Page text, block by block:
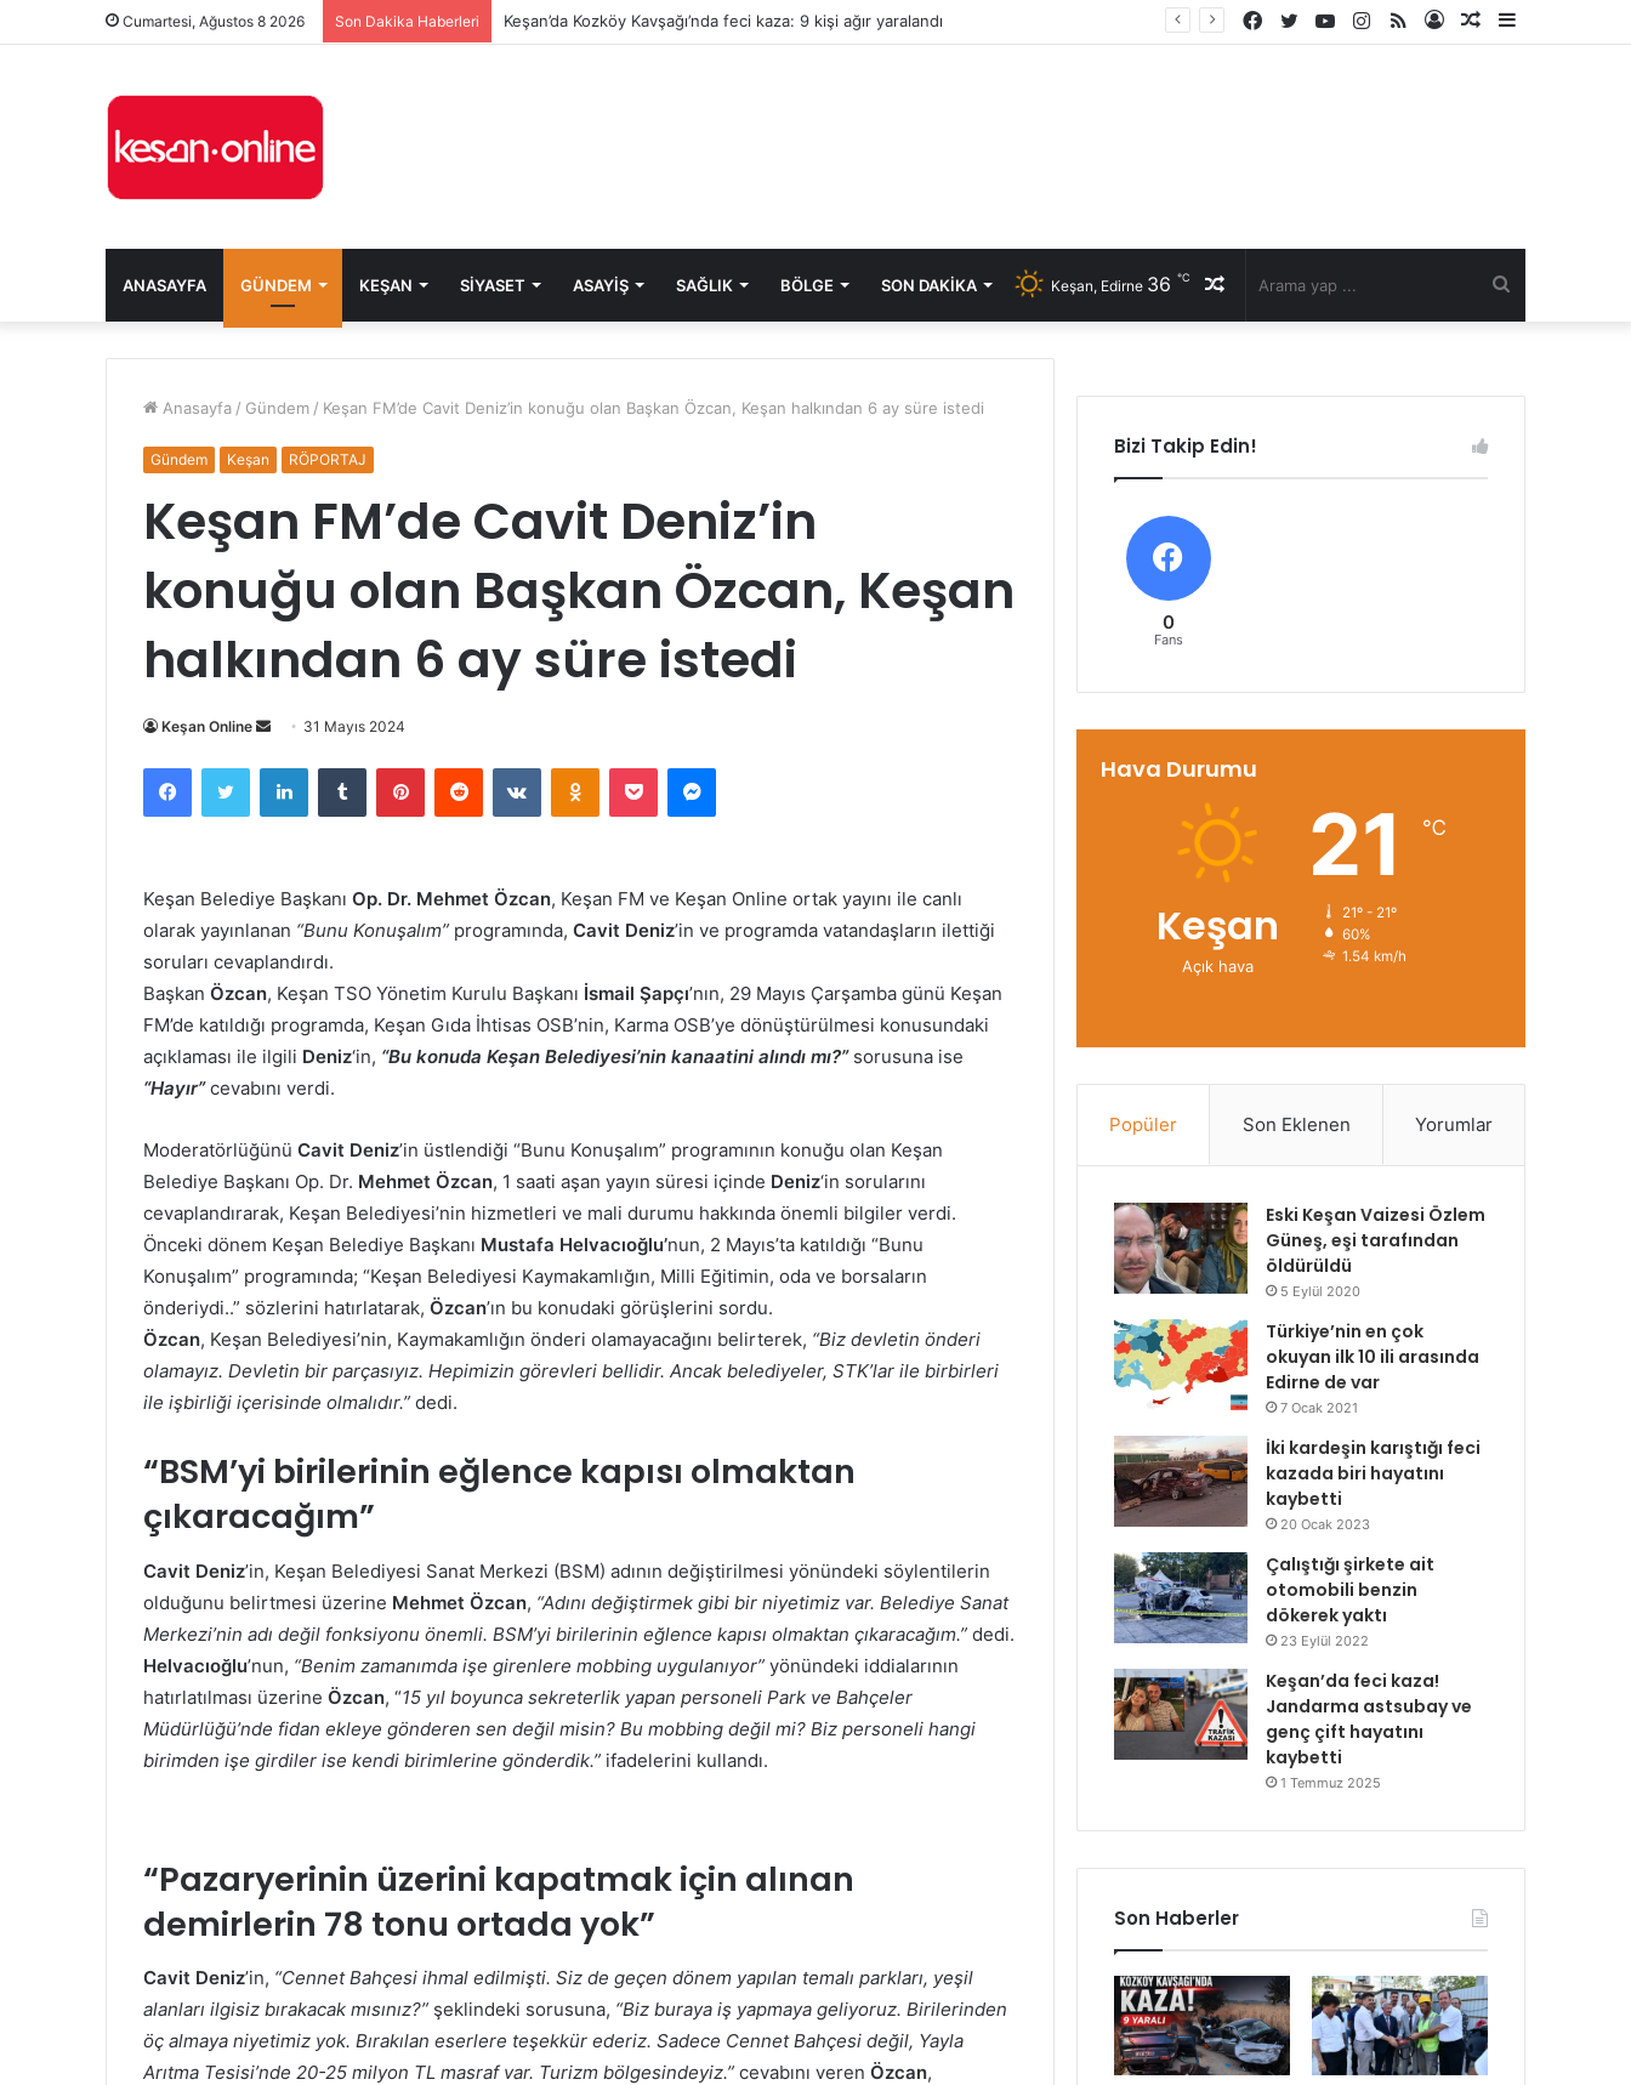
Cumartesi, Ağustos 8 2026 Son Dakika Haberleri Keşan’da Kozköy Kavşağı’nda feci kaza: 9 kişi ağır yaralandı
Kenar
Rastgele
Kayıt
RSS
Instagram
YouTube
Twitter
Facebook
ANASAYFA GÜNDEM KEŞAN SIYASET ASAYIŞ SAĞLIK BÖLGE SON DAKIKA Rastgele
Keşan, Edirne 36 ℃
Anasayfa / Gündem / Keşan FM’de Cavit Deniz’in konuğu olan Başkan Özcan, Keşan halkından 6 ay süre istedi
Gündem Keşan RÖPORTAJ
Keşan FM’de Cavit Deniz’in
konuğu olan Başkan Özcan, Keşan
halkından 6 ay süre istedi
Keşan Online
Bir
posta
göndermek
31 Mayıs 2024
FacebookTwitter LinkedInTumblr PinterestReddit VKontakteOdnoklassniki
Pocket Messenger
Keşan Belediye Başkanı Op. Dr. Mehmet Özcan, Keşan FM ve Keşan Online ortak yayını ile canlı
olarak yayınlanan “Bunu Konuşalım” programında, Cavit Deniz’in ve programda vatandaşların ilettiği
soruları cevaplandırdı.
Başkan Özcan, Keşan TSO Yönetim Kurulu Başkanı İsmail Şapçı’nın, 29 Mayıs Çarşamba günü Keşan
FM’de katıldığı programda, Keşan Gıda İhtisas OSB’nin, Karma OSB’ye dönüştürülmesi konusundaki
açıklaması ile ilgili Deniz‘in, “Bu konuda Keşan Belediyesi’nin kanaatini alındı mı?”sorusuna ise
“Hayır”cevabını verdi.
Moderatörlüğünü Cavit Deniz’in üstlendiği “Bunu Konuşalım” programının konuğu olan Keşan
Belediye Başkanı Op. Dr. Mehmet Özcan, 1 saati aşan yayın süresi içinde Deniz‘in sorularını
cevaplandırarak, Keşan Belediyesi’nin hizmetleri ve mali durumu hakkında önemli bilgiler verdi.
Önceki dönem Keşan Belediye Başkanı Mustafa Helvacıoğlu’nun, 2 Mayıs’ta katıldığı “Bunu
Konuşalım” programında; “Keşan Belediyesi Kaymakamlığın, Milli Eğitimin, oda ve borsaların
önderiydi..” sözlerini hatırlatarak, Özcan’ın bu konudaki görüşlerini sordu.
Özcan, Keşan Belediyesi’nin, Kaymakamlığın önderi olamayacağını belirterek, “Biz devletin önderi
olamayız. Devletin bir parçasıyız. Hepimizin görevleri bellidir. Ancak belediyeler, STK’lar ile birbirleri
ile işbirliği içerisinde olmalıdır.” dedi.
“BSM’yi birilerinin eğlence kapısı olmaktan
çıkaracağım”
Cavit Deniz’in, Keşan Belediyesi Sanat Merkezi (BSM) adının değiştirilmesi yönündeki söylentilerin
olduğunu belirtmesi üzerine Mehmet Özcan, “Adını değiştirmek gibi bir niyetimiz var. Belediye Sanat
Merkezi’nin adı değil fonksiyonu önemli. BSM’yi birilerinin eğlence kapısı olmaktan çıkaracağım.” dedi.
Helvacıoğlu’nun, “Benim zamanımda işe girenlere mobbing uygulanıyor” yönündeki iddialarının
hatırlatılması üzerine Özcan, “15 yıl boyunca sekreterlik yapan personeli Park ve Bahçeler
Müdürlüğü’nde fidan ekleye gönderen sen değil misin? Bu mobbing değil mi? Biz personeli hangi
birimden işe girdiler ise kendi birimlerine gönderdik.” ifadelerini kullandı.
“Pazaryerinin üzerini kapatmak için alınan
demirlerin 78 tonu ortada yok”
Cavit Deniz’in, “Cennet Bahçesi ihmal edilmişti. Siz de geçen dönem yapılan temalı parkları, yeşil
alanları ilgisiz bırakacak mısınız?” şeklindeki sorusuna, “Biz buraya iş yapmaya geliyoruz. Birilerinden
öç almaya niyetimiz yok. Bırakılan eserlere teşekkür ederiz. Sadece Cennet Bahçesi değil, Yayla
Arıtma Tesisi’nde 20-25 milyon TL masraf var. Turizm bölgesindeyiz.” cevabını veren Özcan,
Bizi Takip Edin!
0
Fans
Hava Durumu
Keşan
Açık hava
21 ℃
21º - 21º
60%
1.54 km/h
Popüler Son Eklenen Yorumlar
Eski Keşan Vaizesi Özlem
Güneş, eşi tarafından
öldürüldü
5 Eylül 2020
Türkiye’nin en çok
okuyan ilk 10 ili arasında
Edirne de var
7 Ocak 2021
İki kardeşin karıştığı feci
kazada biri hayatını
kaybetti
20 Ocak 2023
Çalıştığı şirkete ait
otomobili benzin
dökerek yaktı
23 Eylül 2022
Keşan’da feci kaza!
Jandarma astsubay ve
genç çift hayatını
kaybetti
1 Temmuz 2025
Son Haberler